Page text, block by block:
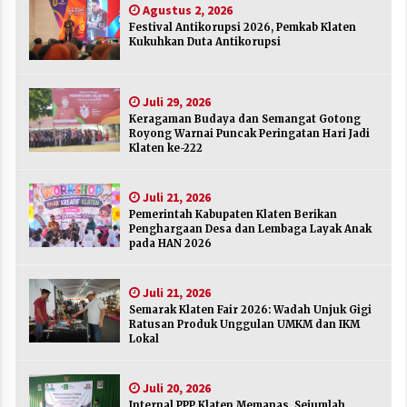
Agustus 2, 2026
Juli 29, 2026
Pemerintah Kabupaten Klaten Berikan
Juli 21, 2026
Semarak Klaten Fair 2026: Wadah Unjuk Gigi
Ratusan Produk Unggulan UMKM dan IKM
Internal PPP Klaten Memanas, Sejumlah Ketua
PAC Nyatakan Mundur Massal
Merayakan Sekolah sebagai Rumah Kedua
Agustus 2, 2026
Festival Antikorupsi 2026, Pemkab Klaten
Kukuhkan Duta Antikorupsi
Juli 29, 2026
Keragaman Budaya dan Semangat Gotong
Royong Warnai Puncak Peringatan Hari Jadi
Klaten ke-222
Juli 21, 2026
Pemerintah Kabupaten Klaten Berikan
Penghargaan Desa dan Lembaga Layak Anak
pada HAN 2026
Juli 21, 2026
Semarak Klaten Fair 2026: Wadah Unjuk Gigi
Ratusan Produk Unggulan UMKM dan IKM
Lokal
Juli 20, 2026